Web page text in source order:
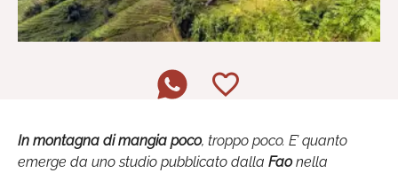
In montagna di mangia poco, troppo poco. E’ quanto
emerge da uno studio pubblicato dalla Faonella